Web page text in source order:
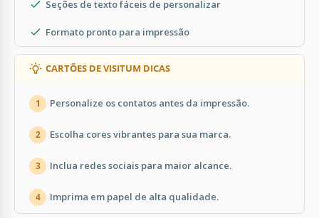
Seções de texto fáceis de personalizar
Formato pronto para impressão
CARTÕES DE VISITUM DICAS
1 Personalize os contatos antes da impressão.
2 Escolha cores vibrantes para sua marca.
3 Inclua redes sociais para maior alcance.
4 Imprima em papel de alta qualidade.